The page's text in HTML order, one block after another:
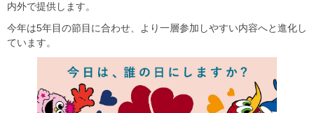
内外で提供します。
今年は5年目の節目に合わせ、より一層参加しやすい内容へと進化し
ています。